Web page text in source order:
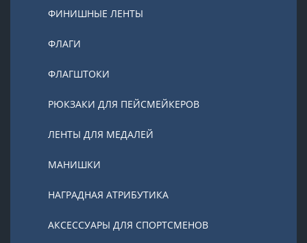
ФИНИШНЫЕ ЛЕНТЫ
ФЛАГИ
ФЛАГШТОКИ
РЮКЗАКИ ДЛЯ ПЕЙСМЕЙКЕРОВ
ЛЕНТЫ ДЛЯ МЕДАЛЕЙ
МАНИШКИ
НАГРАДНАЯ АТРИБУТИКА
АКСЕССУАРЫ ДЛЯ СПОРТСМЕНОВ